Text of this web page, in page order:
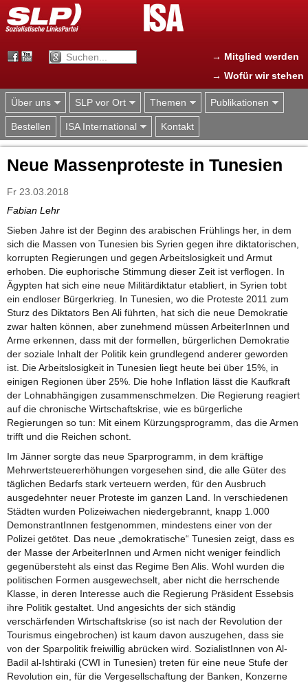
Jump to navigation
→ Mitglied werden
→ Wofür wir stehen
Über uns SLP vor Ort Themen Publikationen
Bestellen ISA International Kontakt
Neue Massenproteste in Tunesien
Fr 23.03.2018
Fabian Lehr
Sieben Jahre ist der Beginn des arabischen Frühlings her, in dem
sich die Massen von Tunesien bis Syrien gegen ihre diktatorischen,
korrupten Regierungen und gegen Arbeitslosigkeit und Armut
erhoben. Die euphorische Stimmung dieser Zeit ist verflogen. In
Ägypten hat sich eine neue Militärdiktatur etabliert, in Syrien tobt
ein endloser Bürgerkrieg. In Tunesien, wo die Proteste 2011 zum
Sturz des Diktators Ben Ali führten, hat sich die neue Demokratie
zwar halten können, aber zunehmend müssen ArbeiterInnen und
Arme erkennen, dass mit der formellen, bürgerlichen Demokratie
der soziale Inhalt der Politik kein grundlegend anderer geworden
ist. Die Arbeitslosigkeit in Tunesien liegt heute bei über 15%, in
einigen Regionen über 25%. Die hohe Inflation lässt die Kaufkraft
der Lohnabhängigen zusammenschmelzen. Die Regierung reagiert
auf die chronische Wirtschaftskrise, wie es bürgerliche
Regierungen so tun: Mit einem Kürzungsprogramm, das die Armen
trifft und die Reichen schont.
Im Jänner sorgte das neue Sparprogramm, in dem kräftige
Mehrwertsteuererhöhungen vorgesehen sind, die alle Güter des
täglichen Bedarfs stark verteuern werden, für den Ausbruch
ausgedehnter neuer Proteste im ganzen Land. In verschiedenen
Städten wurden Polizeiwachen niedergebrannt, knapp 1.000
DemonstrantInnen festgenommen, mindestens einer von der
Polizei getötet. Das neue „demokratische“ Tunesien zeigt, dass es
der Masse der ArbeiterInnen und Armen nicht weniger feindlich
gegenübersteht als einst das Regime Ben Alis. Wohl wurden die
politischen Formen ausgewechselt, aber nicht die herrschende
Klasse, in deren Interesse auch die Regierung Präsident Essebsis
ihre Politik gestaltet. Und angesichts der sich ständig
verschärfenden Wirtschaftskrise (so ist nach der Revolution der
Tourismus eingebrochen) ist kaum davon auszugehen, dass sie
von der Sparpolitik freiwillig abrücken wird. SozialistInnen von Al-
Badil al-Ishtiraki (CWI in Tunesien) treten für eine neue Stufe der
Revolution ein, für die Vergesellschaftung der Banken, Konzerne